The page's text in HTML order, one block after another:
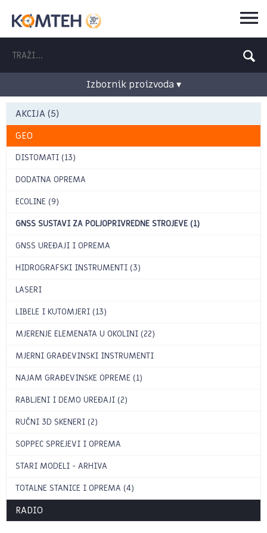
Izbornik proizvoda ▾
AKCIJA (5)
GEO
DISTOMATI (13)
DODATNA OPREMA
ECOLINE (9)
GNSS SUSTAVI ZA POLJOPRIVREDNE STROJEVE (1)
GNSS UREĐAJI I OPREMA
HIDROGRAFSKI INSTRUMENTI (3)
LASERI
LIBELE I KUTOMJERI (13)
MJERENJE ELEMENATA U OKOLINI (22)
MJERNI GRAĐEVINSKI INSTRUMENTI
NAJAM GRAĐEVINSKE OPREME (1)
RABLJENI I DEMO UREĐAJI (2)
RUČNI 3D SKENERI (2)
SOPPEC SPREJEVI I OPREMA
STARI MODELI - ARHIVA
TOTALNE STANICE I OPREMA (4)
RADIO